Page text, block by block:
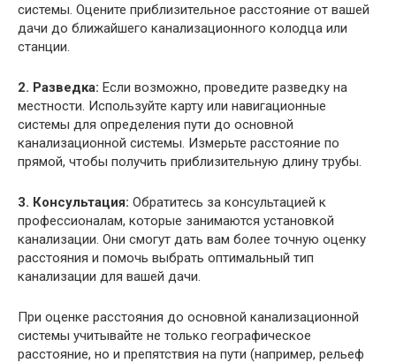
системы. Оцените приблизительное расстояние от вашей
дачи до ближайшего канализационного колодца или
станции.
2. Разведка: Если возможно, проведите разведку на
местности. Используйте карту или навигационные
системы для определения пути до основной
канализационной системы. Измерьте расстояние по
прямой, чтобы получить приблизительную длину трубы.
3. Консультация: Обратитесь за консультацией к
профессионалам, которые занимаются установкой
канализации. Они смогут дать вам более точную оценку
расстояния и помочь выбрать оптимальный тип
канализации для вашей дачи.
При оценке расстояния до основной канализационной
системы учитывайте не только географическое
расстояние, но и препятствия на пути (например, рельеф